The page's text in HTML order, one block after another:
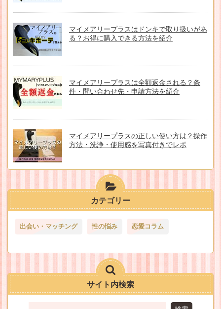
マイメアリープラスはドンキで取り扱いがあ
る？お得に購入できる方法を紹介
マイメアリープラスは全額返金される？条
件・問い合わせ先・申請方法を紹介
マイメアリープラスの正しい使い方は？操作
方法・洗浄・使用感を写真付きでレポ
カテゴリー
出会い・マッチング 性の悩み 恋愛コラム
サイト内検索